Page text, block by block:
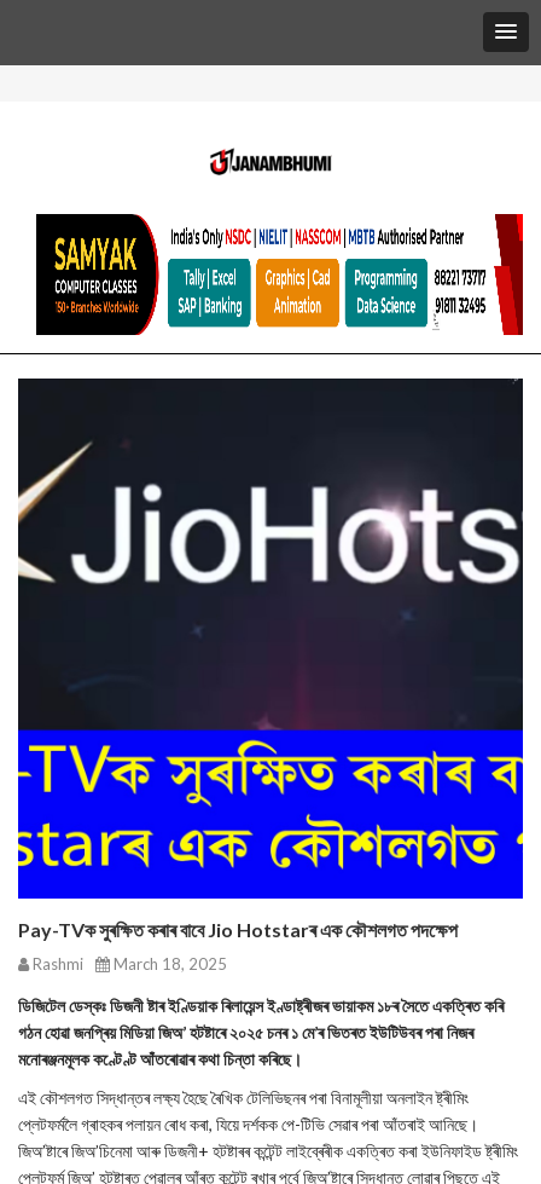
Pay-TVক সুৰক্ষিত কৰাৰ বাবে Jio Hotstarৰ এক কৌশলগত পদক্ষেপ
Rashmi March 18, 2025
ডিজিটেল ডেস্কঃ ডিজনী ষ্টাৰ ইণ্ডিয়াক ৰিলায়েন্স ইণ্ডাষ্ট্ৰীজৰ ভায়াকম ১৮ৰ সৈতে একত্ৰিত কৰি
গঠন হোৱা জনপ্ৰিয় মিডিয়া জিঅ’ হটষ্টাৰে ২০২৫ চনৰ ১ মে’ৰ ভিতৰত ইউটিউবৰ পৰা নিজৰ
মনোৰঞ্জনমূলক কণ্টেণ্ট আঁতৰোৱাৰ কথা চিন্তা কৰিছে।
এই কৌশলগত সিদ্ধান্তৰ লক্ষ্য হৈছে ৰৈখিক টেলিভিছনৰ পৰা বিনামূলীয়া অনলাইন ষ্ট্ৰীমিং
প্লেটফৰ্মলৈ গ্ৰাহকৰ পলায়ন ৰোধ কৰা, যিয়ে দৰ্শকক পে-টিভি সেৱাৰ পৰা আঁতৰাই আনিছে।
জিঅ’ষ্টাৰে জিঅ’চিনেমা আৰু ডিজনী+ হটষ্টাৰৰ কন্টেন্ট লাইব্ৰেৰীক একত্ৰিত কৰা ইউনিফাইড ষ্ট্ৰীমিং
প্লেটফৰ্ম জিঅ’ হটষ্টাৰত পেৱালৰ আঁৰত কন্টেন্ট ৰখাৰ পূৰ্বে জিঅ’ষ্টাৰে সিদ্ধান্ত লোৱাৰ পিছতে এই